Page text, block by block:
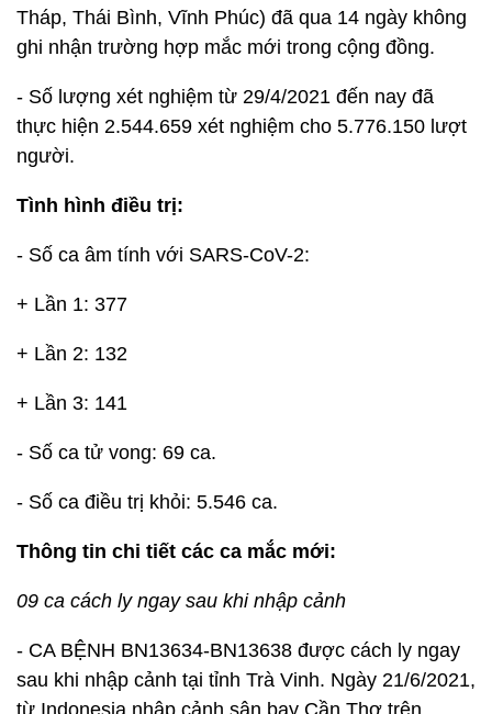
Tháp, Thái Bình, Vĩnh Phúc) đã qua 14 ngày không
ghi nhận trường hợp mắc mới trong cộng đồng.
- Số lượng xét nghiệm từ 29/4/2021 đến nay đã
thực hiện 2.544.659 xét nghiệm cho 5.776.150 lượt
người.
Tình hình điều trị:
- Số ca âm tính với SARS-CoV-2:
+ Lần 1: 377
+ Lần 2: 132
+ Lần 3: 141
- Số ca tử vong: 69 ca.
- Số ca điều trị khỏi: 5.546 ca.
Thông tin chi tiết các ca mắc mới:
09 ca cách ly ngay sau khi nhập cảnh
- CA BỆNH BN13634-BN13638 được cách ly ngay
sau khi nhập cảnh tại tỉnh Trà Vinh. Ngày 21/6/2021,
từ Indonesia nhập cảnh sân bay Cần Thơ trên